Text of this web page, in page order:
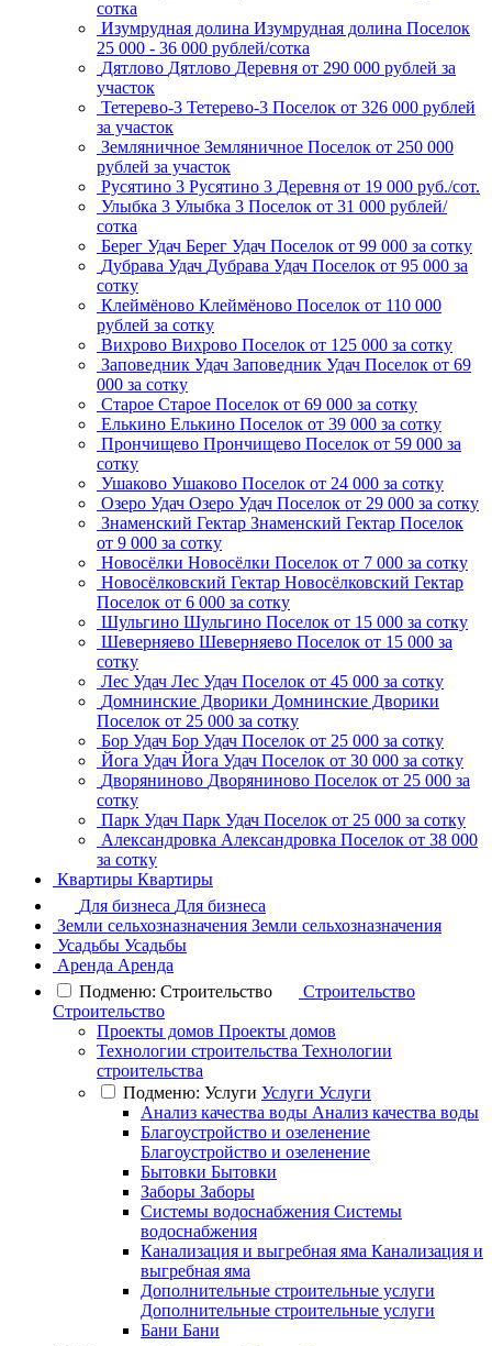
сотка
Изумрудная долина Изумрудная долина Поселок
25 000 - 36 000 рублей/сотка
Дятлово Дятлово Деревня от 290 000 рублей за
участок
Тетерево-3 Тетерево-3 Поселок от 326 000 рублей
за участок
Земляничное Земляничное Поселок от 250 000
рублей за участок
Русятино 3 Русятино 3 Деревня от 19 000 руб./сот.
Улыбка 3 Улыбка 3 Поселок от 31 000 рублей/
сотка
Берег Удач Берег Удач Поселок от 99 000 за сотку
Дубрава Удач Дубрава Удач Поселок от 95 000 за
сотку
Клеймёново Клеймёново Поселок от 110 000
рублей за сотку
Вихрово Вихрово Поселок от 125 000 за сотку
Заповедник Удач Заповедник Удач Поселок от 69
000 за сотку
Старое Старое Поселок от 69 000 за сотку
Елькино Елькино Поселок от 39 000 за сотку
Прончищево Прончищево Поселок от 59 000 за
сотку
Ушаково Ушаково Поселок от 24 000 за сотку
Озеро Удач Озеро Удач Поселок от 29 000 за сотку
Знаменский Гектар Знаменский Гектар Поселок
от 9 000 за сотку
Новосёлки Новосёлки Поселок от 7 000 за сотку
Новосёлковский Гектар Новосёлковский Гектар
Поселок от 6 000 за сотку
Шульгино Шульгино Поселок от 15 000 за сотку
Шеверняево Шеверняево Поселок от 15 000 за
сотку
Лес Удач Лес Удач Поселок от 45 000 за сотку
Домнинские Дворики Домнинские Дворики
Поселок от 25 000 за сотку
Бор Удач Бор Удач Поселок от 25 000 за сотку
Йога Удач Йога Удач Поселок от 30 000 за сотку
Дворяниново Дворяниново Поселок от 25 000 за
сотку
Парк Удач Парк Удач Поселок от 25 000 за сотку
Александровка Александровка Поселок от 38 000
за сотку
Квартиры Квартиры
Для бизнеса Для бизнеса
Земли сельхозназначения Земли сельхозназначения
Усадьбы Усадьбы
Аренда Аренда
Подменю: Строительство
Строительство
Строительство
Проекты домов Проекты домов
Технологии строительства Технологии
строительства
Подменю: Услуги Услуги Услуги
Анализ качества воды Анализ качества воды
Благоустройство и озеленение
Благоустройство и озеленение
Бытовки Бытовки
Заборы Заборы
Системы водоснабжения Системы
водоснабжения
Канализация и выгребная яма Канализация и
выгребная яма
Дополнительные строительные услуги
Дополнительные строительные услуги
Бани Бани